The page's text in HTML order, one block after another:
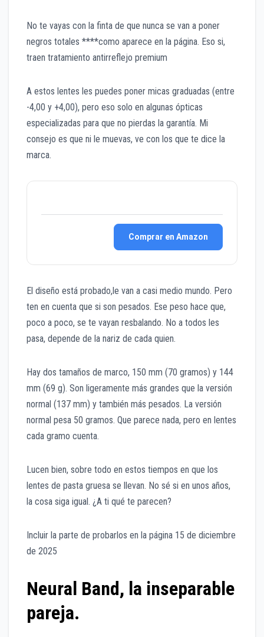
No te vayas con la finta de que nunca se van a poner
negros totales ****como aparece en la página. Eso si,
traen tratamiento antirreflejo premium
A estos lentes les puedes poner micas graduadas (entre
-4,00 y +4,00), pero eso solo en algunas ópticas
especializadas para que no pierdas la garantía. Mi
consejo es que ni le muevas, ve con los que te dice la
marca.
Comprar en Amazon
El diseño está probado,le van a casi medio mundo. Pero
ten en cuenta que si son pesados. Ese peso hace que,
poco a poco, se te vayan resbalando. No a todos les
pasa, depende de la nariz de cada quien.
Hay dos tamaños de marco, 150 mm (70 gramos) y 144
mm (69 g). Son ligeramente más grandes que la versión
normal (137 mm) y también más pesados. La versión
normal pesa 50 gramos. Que parece nada, pero en lentes
cada gramo cuenta.
Lucen bien, sobre todo en estos tiempos en que los
lentes de pasta gruesa se llevan. No sé si en unos años,
la cosa siga igual. ¿A ti qué te parecen?
Incluir la parte de probarlos en la página 15 de diciembre
de 2025
Neural Band, la inseparable
pareja.